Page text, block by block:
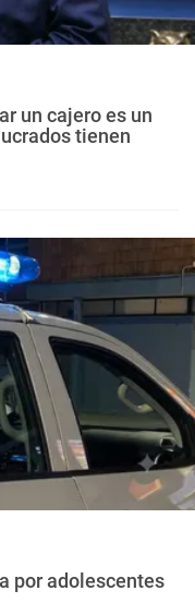
un cajero es un
tienen
por adolescentes